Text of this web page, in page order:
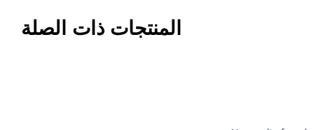
المنتجات ذات الصلة